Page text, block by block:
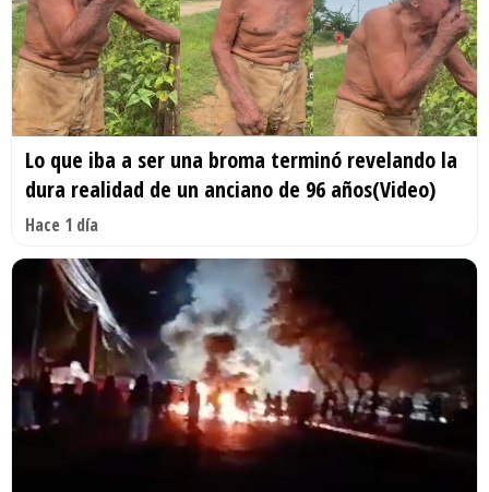
Lo que iba a ser una broma terminó revelando la
dura realidad de un anciano de 96 años(Video)
Hace 1 día